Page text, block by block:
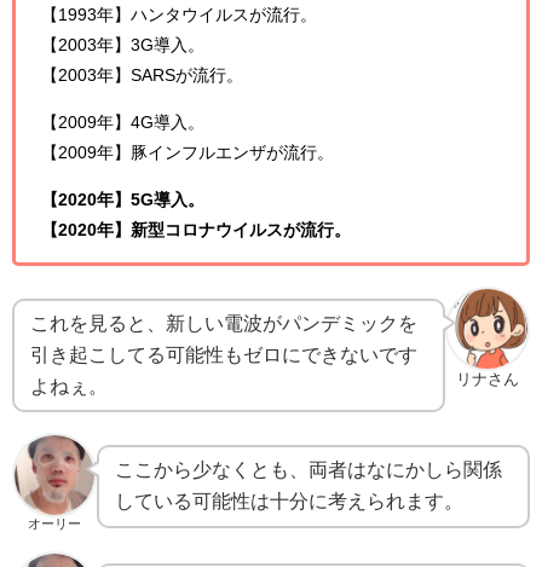
【1993年】ハンタウイルスが流行。
【2003年】3G導入。
【2003年】SARSが流行。
【2009年】4G導入。
【2009年】豚インフルエンザが流行。
【2020年】5G導入。
【2020年】新型コロナウイルスが流行。
リナさん
これを見ると、新しい電波がパンデミックを
引き起こしてる可能性もゼロにできないです
よねぇ。
オーリー
ここから少なくとも、両者はなにかしら関係
している可能性は十分に考えられます。